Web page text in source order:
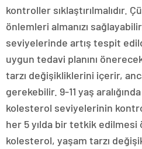
kontroller sıklaştırılmalıdır.
önlemleri almanızı
seviyelerinde artış tespit
uygun tedavi planını
tarzı değişikliklerini içerir,
gerekebilir. 9-11 yaş
kolesterol seviyelerinin
her 5 yılda bir tetkik
kolesterol, yaşam tarzı